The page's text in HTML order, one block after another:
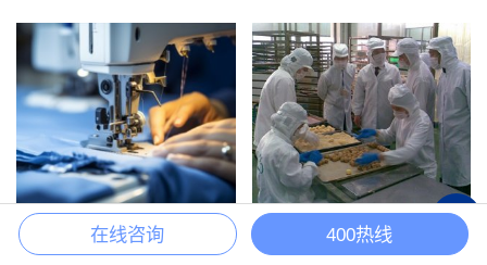
¥8000-10000 ¥8000-10000
+
在线咨询 400热线